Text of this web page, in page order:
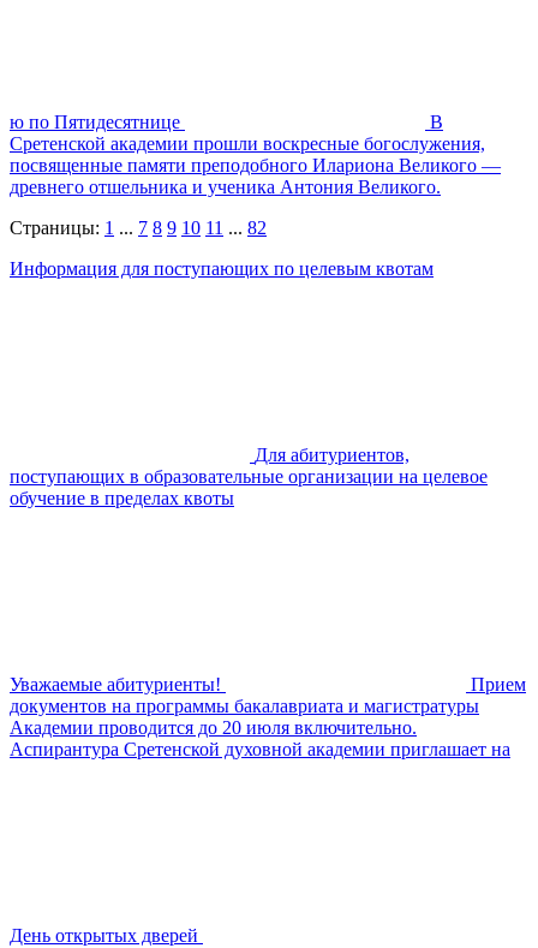
ю по Пятидесятнице
В
Сретенской академии прошли воскресные богослужения,
посвященные памяти преподобного Илариона Великого —
древнего отшельника и ученика Антония Великого.
Страницы: 1 ... 7 8 9 10 11 ... 82
Информация для поступающих по целевым квотам
Для абитуриентов,
поступающих в образовательные организации на целевое
обучение в пределах квоты
Уважаемые абитуриенты!
Прием
документов на программы бакалавриата и магистратуры
Академии проводится до 20 июля включительно.
Аспирантура Сретенской духовной академии приглашает на
День открытых дверей